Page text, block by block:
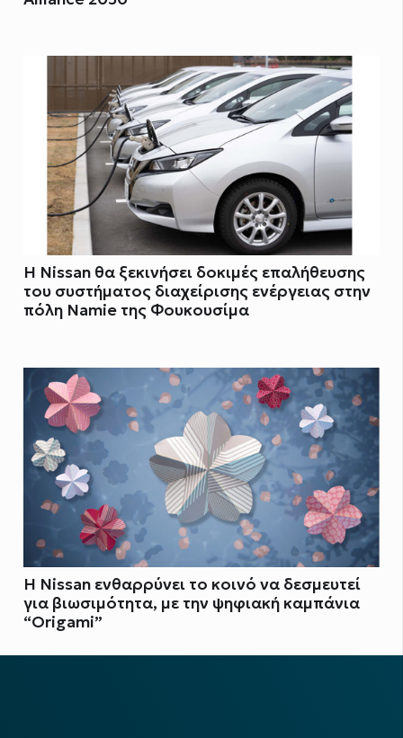
Η Nissan θα ξεκινήσει δοκιμές επαλήθευσης
του συστήματος διαχείρισης ενέργειας στην
πόλη Namie της Φουκουσίμα
Η Nissan ενθαρρύνει το κοινό να δεσμευτεί
για βιωσιμότητα, με την ψηφιακή καμπάνια
“Origami”